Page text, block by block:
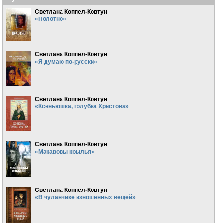
Светлана Коппел-Ковтун
«Полотно»
Светлана Коппел-Ковтун
«Я думаю по-русски»
Светлана Коппел-Ковтун
«Ксеньюшка, голубка Христова»
Светлана Коппел-Ковтун
«Макаровы крылья»
Светлана Коппел-Ковтун
«В чуланчике изношенных вещей»